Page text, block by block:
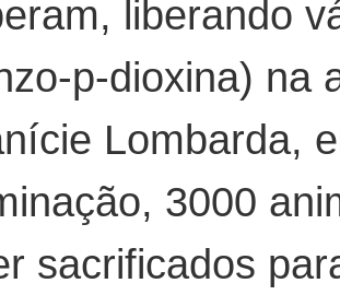
liberando
p-dioxina) na
Lombarda,
3000
sacrificados